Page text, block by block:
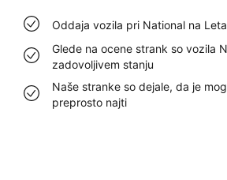
Oddaja vozila pri National na
Glede na ocene strank so vozila
zadovoljivem stanju
Naše stranke so dejale, da je
preprosto najti